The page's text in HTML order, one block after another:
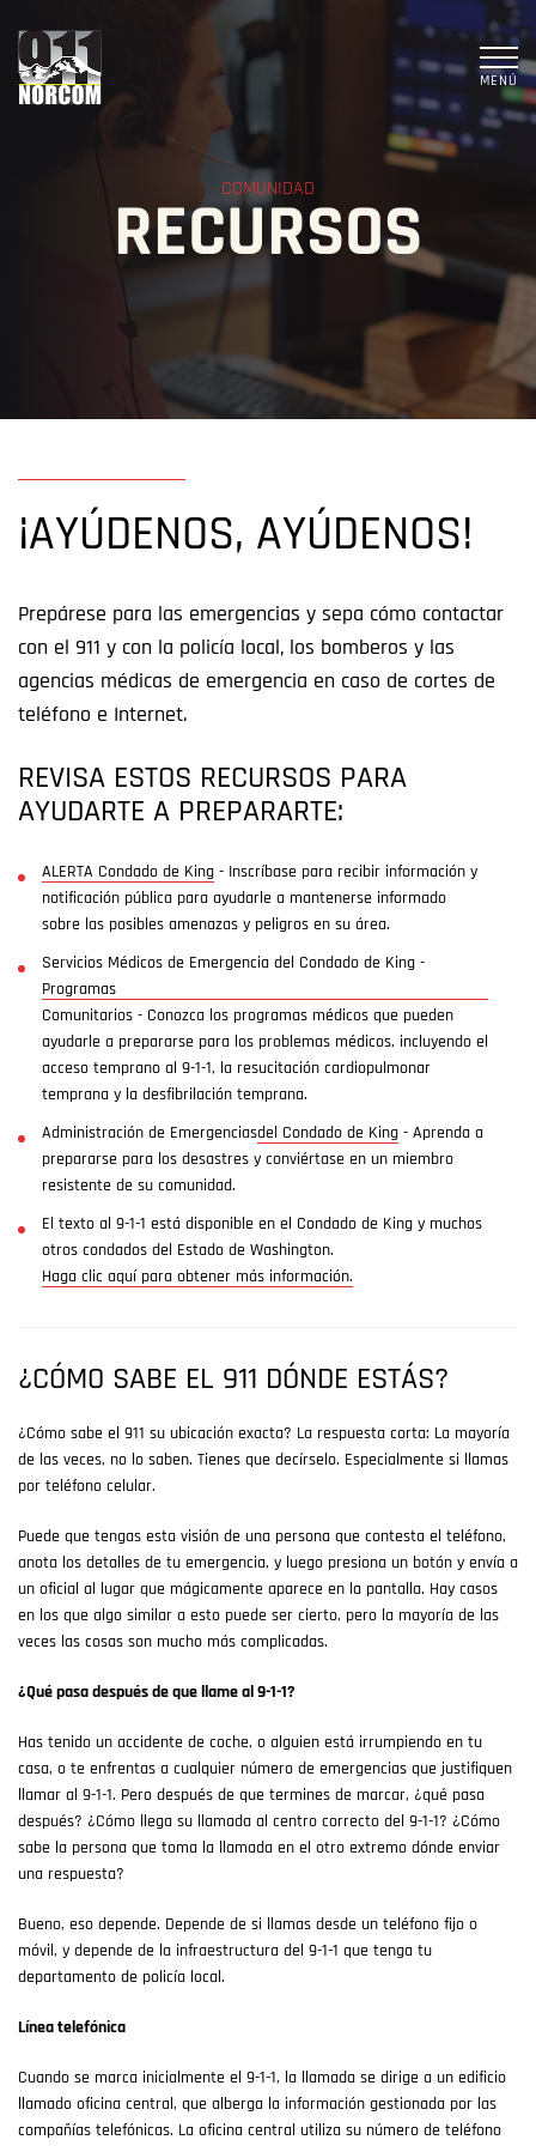
MENÚ
COMUNIDAD
RECURSOS
¡AYÚDENOS, AYÚDENOS!
Prepárese para las emergencias y sepa cómo contactar
con el 911 y con la policía local, los bomberos y las
agencias médicas de emergencia en caso de cortes de
teléfono e Internet.
REVISA ESTOS RECURSOS PARA
AYUDARTE A PREPARARTE:
ALERTA Condado de King - Inscríbase para recibir información y
notificación pública para ayudarle a mantenerse informado
sobre las posibles amenazas y peligros en su área.
Servicios Médicos de Emergencia del Condado de King -
Programas
Comunitarios - Conozca los programas médicos que pueden
ayudarle a prepararse para los problemas médicos, incluyendo el
acceso temprano al 9-1-1, la resucitación cardiopulmonar
temprana y la desfibrilación temprana.
Administración de Emergenciasdel Condado de King - Aprenda a
prepararse para los desastres y conviértase en un miembro
resistente de su comunidad.
El texto al 9-1-1 está disponible en el Condado de King y muchos
otros condados del Estado de Washington.
Haga clic aquí para obtener más información.
¿CÓMO SABE EL 911 DÓNDE ESTÁS?
¿Cómo sabe el 911 su ubicación exacta? La respuesta corta: La mayoría
de las veces, no lo saben. Tienes que decírselo. Especialmente si llamas
por teléfono celular.
Puede que tengas esta visión de una persona que contesta el teléfono,
anota los detalles de tu emergencia, y luego presiona un botón y envía a
un oficial al lugar que mágicamente aparece en la pantalla. Hay casos
en los que algo similar a esto puede ser cierto, pero la mayoría de las
veces las cosas son mucho más complicadas.
¿Qué pasa después de que llame al 9-1-1?
Has tenido un accidente de coche, o alguien está irrumpiendo en tu
casa, o te enfrentas a cualquier número de emergencias que justifiquen
llamar al 9-1-1. Pero después de que termines de marcar, ¿qué pasa
después? ¿Cómo llega su llamada al centro correcto del 9-1-1? ¿Cómo
sabe la persona que toma la llamada en el otro extremo dónde enviar
una respuesta?
Bueno, eso depende. Depende de si llamas desde un teléfono fijo o
móvil, y depende de la infraestructura del 9-1-1 que tenga tu
departamento de policía local.
Línea telefónica
Cuando se marca inicialmente el 9-1-1, la llamada se dirige a un edificio
llamado oficina central, que alberga la información gestionada por las
compañías telefónicas. La oficina central utiliza su número de teléfono